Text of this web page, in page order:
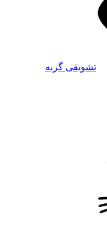
تشویقی گربه